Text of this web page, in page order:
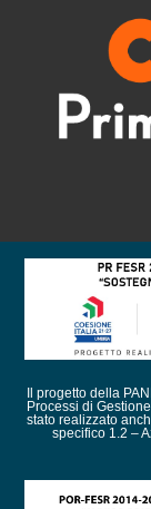
Il progetto della
Processi di
stato realizzato
specifico 1.2 –